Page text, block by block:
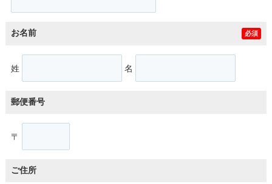
お名前 必須
姓 名
郵便番号
〒
ご住所